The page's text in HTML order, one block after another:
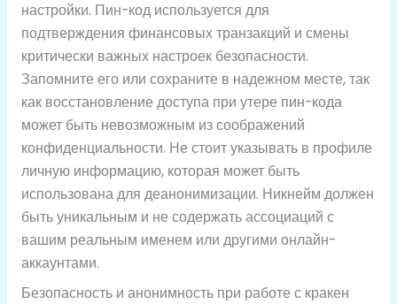
настройки. Пин-код используется для
подтверждения финансовых транзакций и смены
критически важных настроек безопасности.
Запомните его или сохраните в надежном месте, так
как восстановление доступа при утере пин-кода
может быть невозможным из соображений
конфиденциальности. Не стоит указывать в профиле
личную информацию, которая может быть
использована для деанонимизации. Никнейм должен
быть уникальным и не содержать ассоциаций с
вашим реальным именем или другими онлайн-
аккаунтами.
Безопасность и анонимность при работе с кракен